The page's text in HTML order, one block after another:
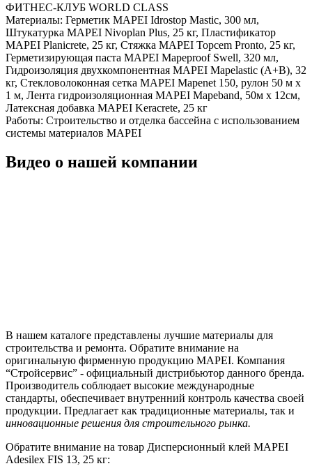
ФИТНЕС-КЛУБ WORLD CLASS
Материалы: Герметик MAPEI Idrostop Mastic, 300 мл,
Штукатурка MAPEI Nivoplan Plus, 25 кг, Пластификатор
MAPEI Planicrete, 25 кг, Стяжка MAPEI Topcem Pronto, 25 кг,
Герметизирующая паста MAPEI Mapeproof Swell, 320 мл,
Гидроизоляция двухкомпонентная MAPEI Mapelastic (А+B), 32
кг, Стекловолоконная сетка MAPEI Mapenet 150, рулон 50 м х
1 м, Лента гидроизоляционная MAPEI Mapeband, 50м x 12см,
Латексная добавка MAPEI Keracrete, 25 кг
Работы: Строительство и отделка бассейна с использованием
системы материалов MAPEI
Видео о нашей компании
В нашем каталоге представлены лучшие материалы для
строительства и ремонта. Обратите внимание на
оригинальную фирменную продукцию MAPEI. Компания
“Стройсервис” - официальный дистрибьютор данного бренда.
Производитель соблюдает высокие международные
стандарты, обеспечивает внутренний контроль качества своей
продукции. Предлагает как традиционные материалы, так и
инновационные решения для строительного рынка.
Обратите внимание на товар Дисперсионный клей MAPEI
Adesilex FIS 13, 25 кг: